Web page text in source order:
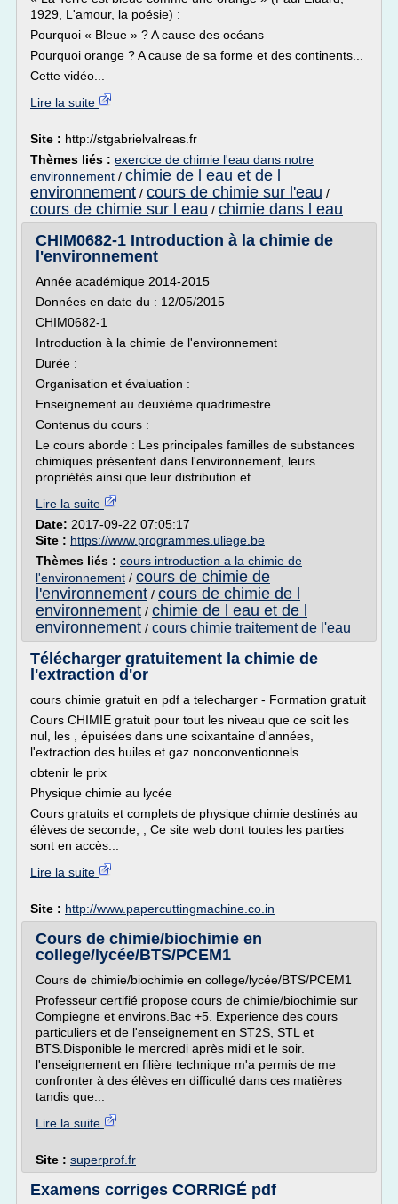
1929, L'amour, la poésie) :
Pourquoi « Bleue » ? A cause des océans
Pourquoi orange ? A cause de sa forme et des continents...
Cette vidéo...
Lire la suite
Site : http://stgabrielvalreas.fr
Thèmes liés : exercice de chimie l'eau dans notre
environnement / chimie de l eau et de l
environnement / cours de chimie sur l'eau /
cours de chimie sur l eau / chimie dans l eau
CHIM0682-1 Introduction à la chimie de
l'environnement
Année académique 2014-2015
Données en date du : 12/05/2015
CHIM0682-1
Introduction à la chimie de l'environnement
Durée :
Organisation et évaluation :
Enseignement au deuxième quadrimestre
Contenus du cours :
Le cours aborde : Les principales familles de substances
chimiques présentent dans l'environnement, leurs
propriétés ainsi que leur distribution et...
Lire la suite
Date: 2017-09-22 07:05:17
Site : https://www.programmes.uliege.be
Thèmes liés : cours introduction a la chimie de
l'environnement / cours de chimie de
l'environnement / cours de chimie de l
environnement / chimie de l eau et de l
environnement / cours chimie traitement de l'eau
Télécharger gratuitement la chimie de
l'extraction d'or
cours chimie gratuit en pdf a telecharger - Formation gratuit
Cours CHIMIE gratuit pour tout les niveau que ce soit les
nul, les , épuisées dans une soixantaine d'années,
l'extraction des huiles et gaz nonconventionnels.
obtenir le prix
Physique chimie au lycée
Cours gratuits et complets de physique chimie destinés au
élèves de seconde, , Ce site web dont toutes les parties
sont en accès...
Lire la suite
Site : http://www.papercuttingmachine.co.in
Cours de chimie/biochimie en
college/lycée/BTS/PCEM1
Cours de chimie/biochimie en college/lycée/BTS/PCEM1
Professeur certifié propose cours de chimie/biochimie sur
Compiegne et environs.Bac +5. Experience des cours
particuliers et de l'enseignement en ST2S, STL et
BTS.Disponible le mercredi après midi et le soir.
l'enseignement en filière technique m'a permis de me
confronter à des élèves en difficulté dans ces matières
tandis que...
Lire la suite
Site : superprof.fr
Examens corriges CORRIGÉ pdf